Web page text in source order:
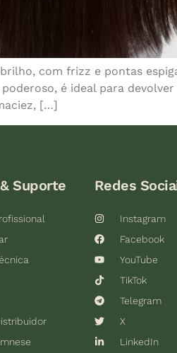
com frizz e pontas
é ideal para
[…]
Suporte Redes
Instagram
Facebook
YouTube
TikTok
Telegram
X
LinkedIn